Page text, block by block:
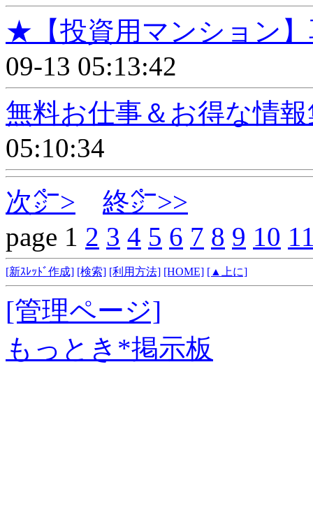
★【投資用マンション】
09-13 05:13:42
無料お仕事＆お得な情
05:10:34
次㌻>
終㌻>>
page 1 2 3 4 5 6 7 8 9 10
[新ｽﾚｯﾄﾞ作成] [検索] [利用方法] [HOME] [▲上に]
[管理ページ]
もっとき*掲示板